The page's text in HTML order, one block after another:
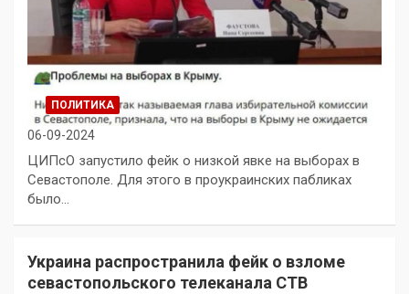
ПОЛИТИКА
06-09-2024
ЦИПсО запустило фейк о низкой явке на выборах в
Севастополе. Для этого в проукраинских пабликах
было…
Украина распространила фейк о взломе
севастопольского телеканала СТВ